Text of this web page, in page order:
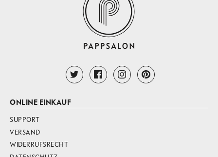
ONLINE EINKAUF
SUPPORT
VERSAND
WIDERRUFSRECHT